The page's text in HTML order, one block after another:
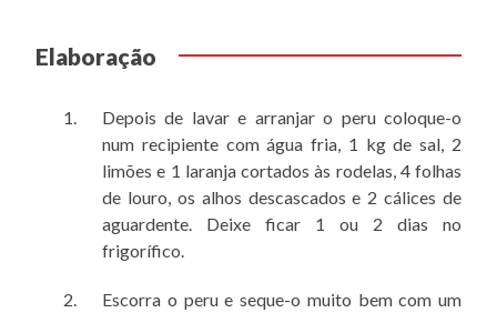
Elaboração
Depois de lavar e arranjar o peru coloque-o
num recipiente com água fria, 1 kg de sal, 2
limões e 1 laranja cortados às rodelas, 4 folhas
de louro, os alhos descascados e 2 cálices de
aguardente. Deixe ficar 1 ou 2 dias no
frigorífico.
Escorra o peru e seque-o muito bem com um